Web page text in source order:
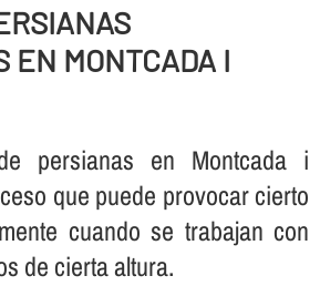
EN MONTCADA I
persianas en Montcada i
que puede provocar cierto
cuando se trabajan con
de cierta altura.